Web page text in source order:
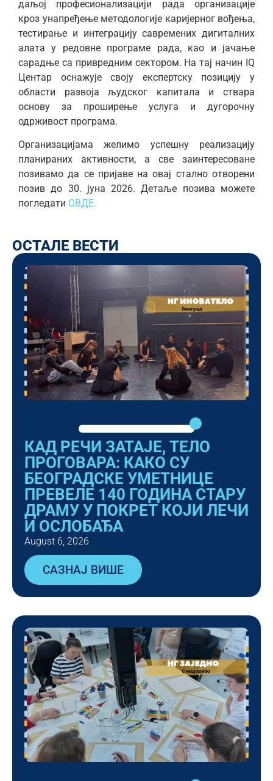
даљој професионализацији рада организације
кроз унапређење методологије каријерног вођења,
тестирање и интеграцију савремених дигиталних
алата у редовне програме рада, као и јачање
сарадње са привредним сектором. На тај начин IQ
Центар оснажује своју експертску позицију у
области развоја људског капитала и ствара
основу за проширење услуга и дугорочну
одрживост програма.
Организацијама желимо успешну реализацију
планираних активности, а све заинтересоване
позивамо да се пријаве на овај стално отворени
позив до 30. јуна 2026. Детаље позива можете
погледати ОВДЕ.
ОСТАЛЕ ВЕСТИ
КАД РЕЧИ ЗАТАЈЕ, ТЕЛО
ПРОГОВАРА: КАКО СУ
БЕОГРАДСКЕ УМЕТНИЦЕ
ПРЕВЕЛЕ 140 ГОДИНА СТАРУ
ДРАМУ У ПОКРЕТ КОЈИ ЛЕЧИ
И ОСЛОБАЂА
August 6, 2026
САЗНАЈ ВИШЕ